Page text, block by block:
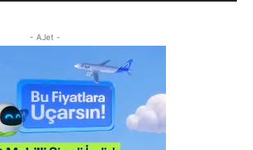
- AJet -